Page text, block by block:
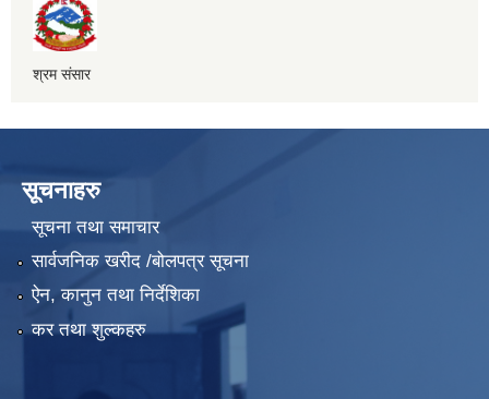
श्रम संसार
सूचनाहरु
सूचना तथा समाचार
सार्वजनिक खरीद /बोलपत्र सूचना
ऐन, कानुन तथा निर्देशिका
कर तथा शुल्कहरु